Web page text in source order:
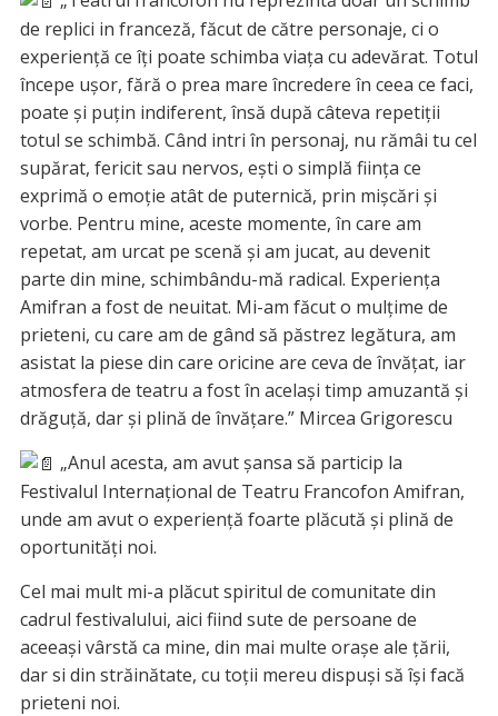
de replici in franceză, făcut de către personaje, ci o
experiență ce îți poate schimba viața cu adevărat. Totul
începe ușor, fără o prea mare încredere în ceea ce faci,
poate și puțin indiferent, însă după câteva repetiții
totul se schimbă. Când intri în personaj, nu rămâi tu cel
supărat, fericit sau nervos, ești o simplă ființa ce
exprimă o emoție atât de puternică, prin mișcări și
vorbe. Pentru mine, aceste momente, în care am
repetat, am urcat pe scenă și am jucat, au devenit
parte din mine, schimbându-mă radical. Experiența
Amifran a fost de neuitat. Mi-am făcut o mulțime de
prieteni, cu care am de gând să păstrez legătura, am
asistat la piese din care oricine are ceva de învățat, iar
atmosfera de teatru a fost în același timp amuzantă și
drăguță, dar și plină de învățare.” Mircea Grigorescu
„Anul acesta, am avut șansa să particip la
Festivalul Internațional de Teatru Francofon Amifran,
unde am avut o experiență foarte plăcută și plină de
oportunități noi.
Cel mai mult mi-a plăcut spiritul de comunitate din
cadrul festivalului, aici fiind sute de persoane de
aceeași vârstă ca mine, din mai multe orașe ale țării,
dar si din străinătate, cu toții mereu dispuși să își facă
prieteni noi.